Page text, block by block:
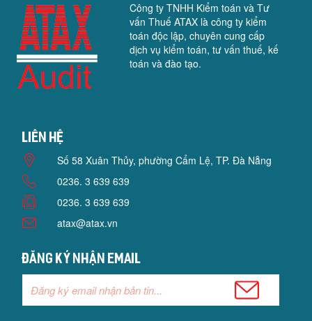
Công ty TNHH Kiểm toán và Tư
vấn Thuế ATAX là công ty kiểm
toán độc lập, chuyên cung cấp
dịch vụ kiểm toán, tư vấn thuế, kế
toán và đào tạo.
Liên hệ
Số 58 Xuân Thủy, phường Cẩm Lệ, TP. Đà Nẵng
0236. 3 639 639
0236. 3 639 639
atax@atax.vn
Đăng ký nhận email